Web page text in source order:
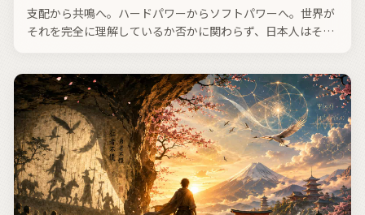
支配から共鳴へ。ハードパワーからソフトパワーへ。世界が
それを完全に理解しているか否かに関わらず、日本人はその